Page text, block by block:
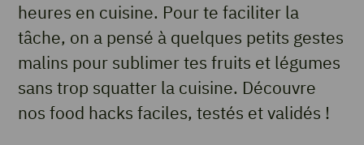
heures en cuisine. Pour te faciliter la
tâche, on a pensé à quelques petits gestes
malins pour sublimer tes fruits et légumes
sans trop squatter la cuisine. Découvre
nos food hacks faciles, testés et validés !